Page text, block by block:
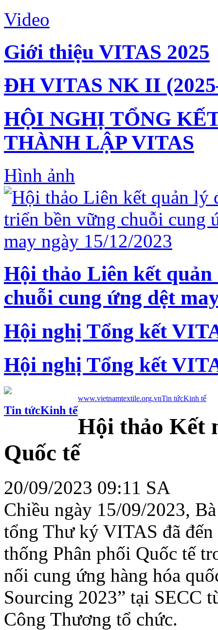
Video
Giới thiệu VITAS 2025
ĐH VITAS NK II
HỘI NGHỊ TỔNG
THÀNH LẬP VITAS
Hình ảnh
Hội thảo Liên kết
chuỗi cung ứng dệt
Hội nghị Tổng kết
Hội nghị Tổng kết
Tin tứcKinh tế
www.vietnamtextile.org.vnTin tứcKinh tế
Hội thảo Kết
Quốc tế
20/09/2023 09:11 SA
Chiều ngày 15/09/2023,
tổng Thư ký VITAS đã
thống Phân phối Quốc tế
nối cung ứng hàng hóa
Sourcing 2023” tại SECC
Công Thương tổ chức.